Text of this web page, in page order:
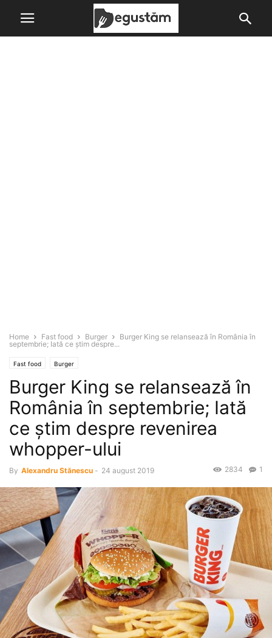
Home Fast food Burger
Burger King se relansează în România în
septembrie; Iată ce ştim despre...
Fast food Burger
Burger King se relansează în
România în septembrie; Iată
ce ştim despre revenirea
whopper-ului
By Alexandru Stănescu - 24 august 2019 1
2834